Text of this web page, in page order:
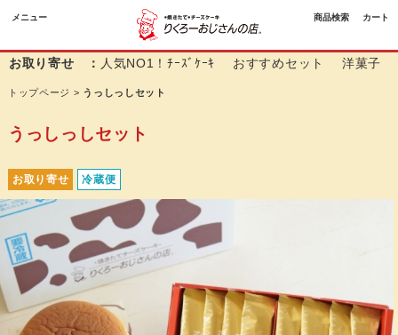
メニュー 商品検索 カート
お取り寄せ ： 人気NO1！ﾁｰｽﾞｹｰｷ おすすめセット 洋菓子
トップページ > うっしっしセット
うっしっしセット
お取り寄せ 冷蔵便